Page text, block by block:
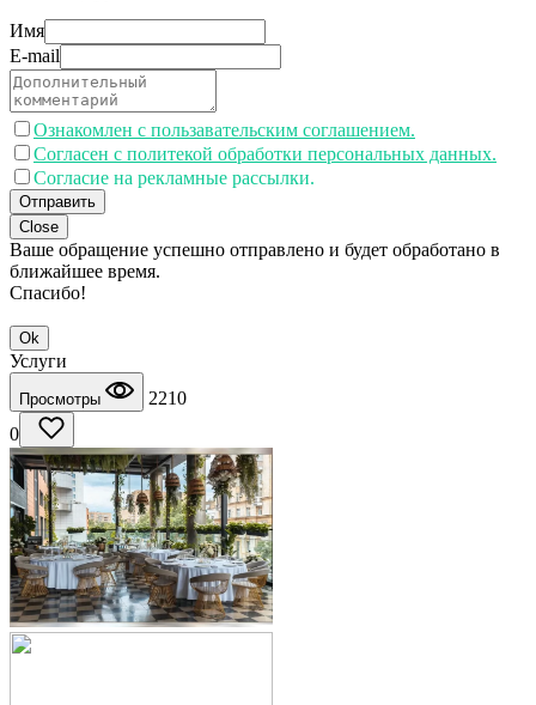
Имя
E-mail
Ознакомлен с пользавательским соглашением.
Согласен с политекой обработки персональных данных.
Согласие на рекламные рассылки.
Отправить
Close
Ваше обращение успешно отправлено и будет обработано в
ближайшее время.
Спасибо!
Ok
Услуги
Просмотры
2210
0